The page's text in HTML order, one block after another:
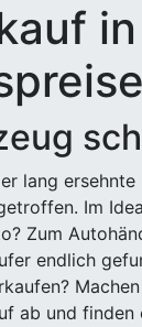
lang
Im
Zum
endlich
ab und